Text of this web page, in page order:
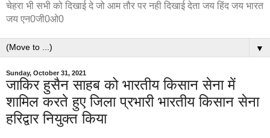
चेहरा भी सभी को दिखाई दे जो आम तौर पर नही दिखाई देता जय हिंद जय भारत
जय एन0जी0ओ0
▼
Sunday, October 31, 2021
जाकिर हुसैन साहब को भारतीय किसान सेना में
शामिल करते हुए जिला प्रभारी भारतीय किसान सेना
हरिद्वार नियुक्त किया